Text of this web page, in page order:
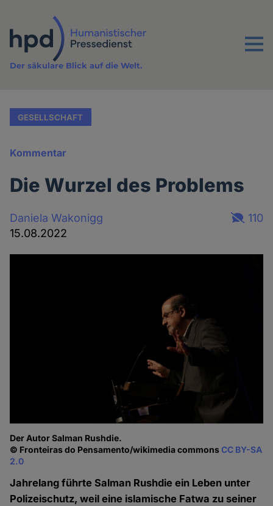
Inhalt
Menu
Der säkulare Blick auf die Welt.
GESELLSCHAFT
Kommentar
Die Wurzel des Problems
Daniela Wakonigg
15.08.2022
110
Der Autor Salman Rushdie.
© Fronteiras do Pensamento/wikimedia commonsCC BY-SA
2.0
Jahrelang führte Salman Rushdie ein Leben unter
Polizeischutz, weil eine islamische Fatwa zu seiner